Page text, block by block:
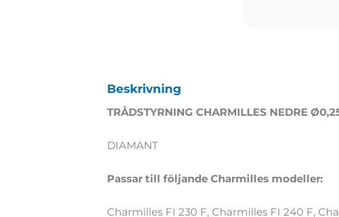
Beskrivning
TRÅDSTYRNING CHARMILLES NEDRE
DIAMANT
Passar till följande Charmilles modeller:
Charmilles FI 230 F, Charmilles FI 240 F,